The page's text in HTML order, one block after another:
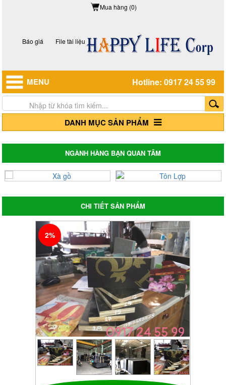
Mua hàng (0)
Báo giá File tài liệu
MENU Hotline: 0917 24 55 99
DANH MỤC SẢN PHẨM
NGÀNH HÀNG BẠN QUAN TÂM
CHI TIẾT SẢN PHẨM
2%